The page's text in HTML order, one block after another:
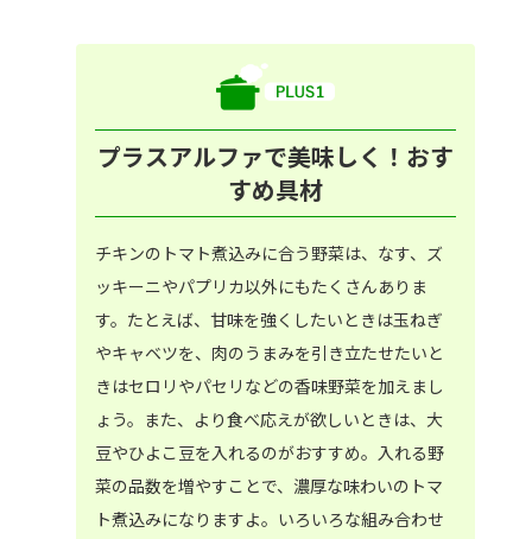
プラスアルファで美味しく！おす
すめ具材
チキンのトマト煮込みに合う野菜は、なす、ズ
ッキーニやパプリカ以外にもたくさんありま
す。たとえば、甘味を強くしたいときは玉ねぎ
やキャベツを、肉のうまみを引き立たせたいと
きはセロリやパセリなどの香味野菜を加えまし
ょう。また、より食べ応えが欲しいときは、大
豆やひよこ豆を入れるのがおすすめ。入れる野
菜の品数を増やすことで、濃厚な味わいのトマ
ト煮込みになりますよ。いろいろな組み合わせ